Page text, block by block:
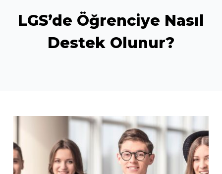
LGS’de Öğrenciye Nasıl
Destek Olunur?